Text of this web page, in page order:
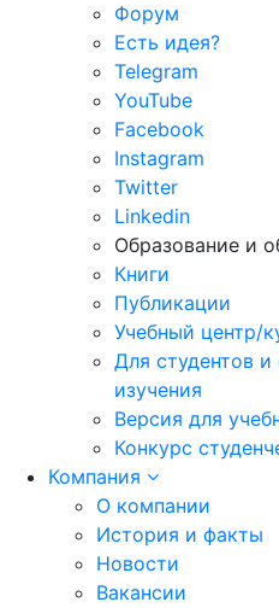
Форум
Есть идея?
Telegram
YouTube
Facebook
Instagram
Twitter
Linkedin
Образование и
Книги
Публикации
Учебный центр/
Для студентов и
изучения
Версия для
Конкурс
Компания
О компании
История и факты
Новости
Вакансии